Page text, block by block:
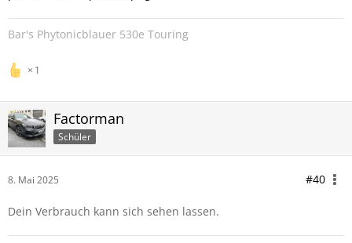
Bar's Phytonicblauer 530e Touring
1
Factorman
Schüler
8. Mai 2025 #40
Dein Verbrauch kann sich sehen lassen.